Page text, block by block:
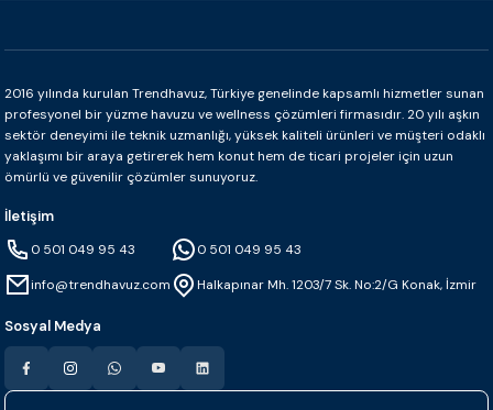
2016 yılında kurulan Trendhavuz, Türkiye genelinde kapsamlı hizmetler sunan
profesyonel bir yüzme havuzu ve wellness çözümleri firmasıdır. 20 yılı aşkın
sektör deneyimi ile teknik uzmanlığı, yüksek kaliteli ürünleri ve müşteri odaklı
yaklaşımı bir araya getirerek hem konut hem de ticari projeler için uzun
ömürlü ve güvenilir çözümler sunuyoruz.
İletişim
0 501 049 95 43
info@trendhavuz.com
0 501 049 95 43
Halkapınar Mh. 1203/7 Sk. No:2/G Konak, İzmir
Sosyal Medya